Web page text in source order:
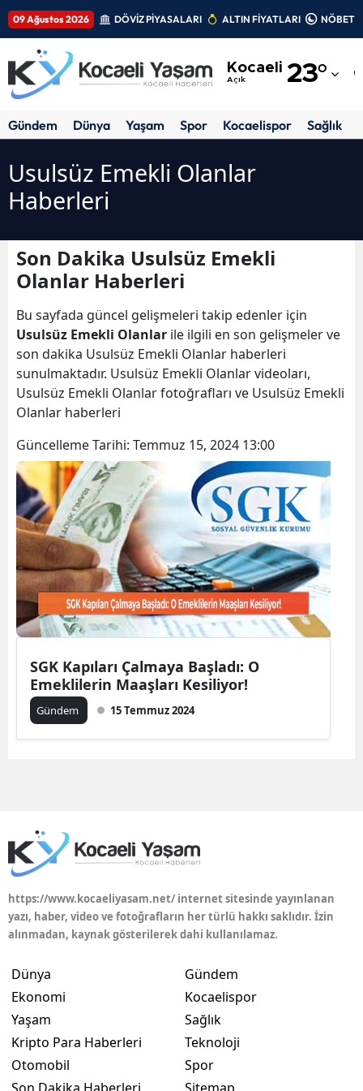
09 Ağustos 2026 DÖVİZ PİYASALARI ALTIN FİYATLARI
Kocaeli
Açık 23°
Adıyaman
Amasya
Antalya
Aydın
Balıkesir
Bilecik
Bitlis
Bolu
Burdur
Bursa
Çanakkale
Çankırı
Denizli
Gaziantep
Gündem Dünya Yaşam Spor Kocaelispor Sağlık
Usulsüz Emekli Olanlar
Haberleri
Son Dakika Usulsüz Emekli
Olanlar Haberleri
Bu sayfada güncel gelişmeleri takip edenler için
Usulsüz Emekli Olanlar ile ilgili en son gelişmeler ve
son dakika Usulsüz Emekli Olanlar haberleri
sunulmaktadır. Usulsüz Emekli Olanlar videoları,
Usulsüz Emekli Olanlar fotoğrafları ve Usulsüz Emekli
Olanlar haberleri
Güncelleme Tarihi: Temmuz 15, 2024 13:00
SGK Kapıları Çalmaya Başladı: O
Emeklilerin Maaşları Kesiliyor!
Gündem 15 Temmuz 2024
https://www.kocaeliyasam.net/ internet sitesinde yayınlanan
yazı, haber, video ve fotoğrafların her türlü hakkı saklıdır. İzin
alınmadan, kaynak gösterilerek dahi kullanılamaz.
Dünya
Ekonomi
Yaşam
Kripto Para Haberleri
Otomobil
Gündem
Kocaelispor
Sağlık
Teknoloji
Spor